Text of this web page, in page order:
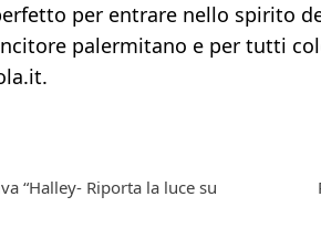
per entrare nello spirito
palermitano e per tutti
“Halley- Riporta la luce su